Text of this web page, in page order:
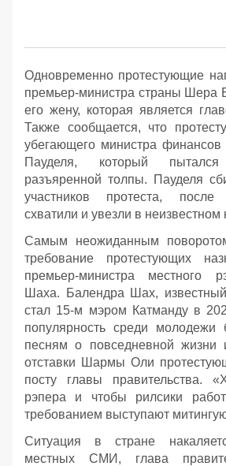
Одновременно протестующие
премьер-министра страны Шера
его жену, которая является
Также сообщается, что
убегающего министра
Пауделя, который
разъяренной толпы. Пауделя
участников протеста,
схватили и увезли в
Самым неожиданным
требование протестующих
премьер-министра местного
Шаха. Балендра Шах,
стал 15-м мэром Катманду в
популярность среди молодежи
песням о повседневной жизни
отставки Шармы Оли
посту главы правительства.
рэпера и чтобы рилсики
требованием выступают
Ситуация в стране
местных СМИ, глава